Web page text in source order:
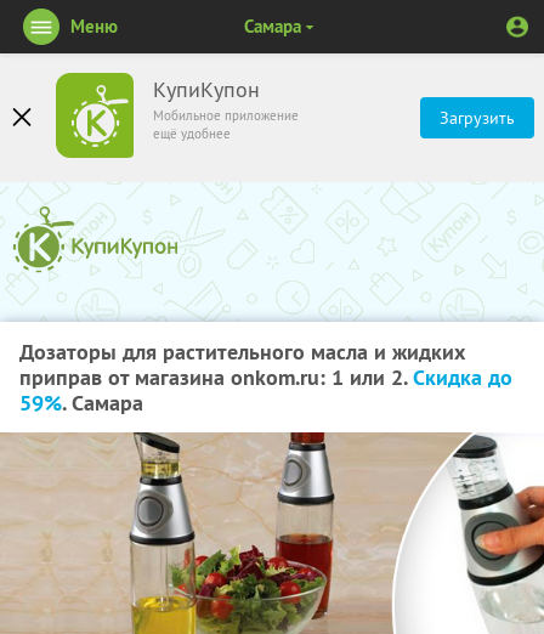
КупиКупон
Мобильное приложение
ещё удобнее
Загрузить
Меню Самара
Дозаторы для растительного масла и жидких
приправ от магазина onkom.ru: 1 или 2.Скидка до
59%. Самара